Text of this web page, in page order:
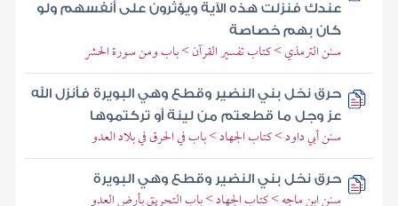
عندك فنزلت هذه الآية ويؤثرون على أنفسهم ولو
كان بهم خصاصة
سنن الترمذي > كتاب تفسير القرآن > باب ومن سورة الحشر
حرق نخل بني النضير وقطع وهي البويرة فأنزل الله
عز وجل ما قطعتم من لينة أو تركتموها
سنن أبي داود > كتاب الجهاد > باب في الحرق في بلاد العدو
حرق نخل بني النضير وقطع وهي البويرة
سنن ابن ماجه > كتاب الجهاد > باب التحريق بأرض العدو